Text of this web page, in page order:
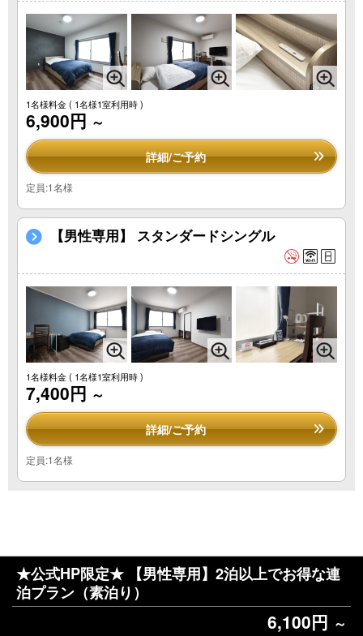
1名様料金( 1名様1室利用時 )
6,900円 ～
詳細/ご予約
定員:1名様
【男性専用】 スタンダードシングル
1名様料金( 1名様1室利用時 )
7,400円 ～
詳細/ご予約
定員:1名様
★公式HP限定★ 【男性専用】2泊以上でお得な連
泊プラン（素泊り）
6,100円 ～